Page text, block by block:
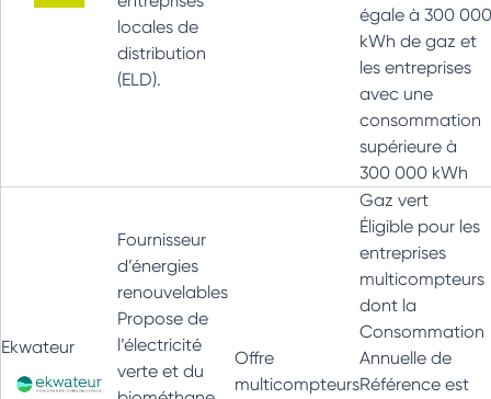
locales de
distribution
(ELD).
égale à 300 000
kWh de gaz et
les entreprises
avec une
consommation
supérieure à
300 000 kWh
Ekwateur
Fournisseur
d’énergies
renouvelables
Propose de
l’électricité
verte et du
Offre
multicompteurs
Gaz vert
Éligible pour les
entreprises
multicompteurs
dont la
Consommation
Annuelle de
Référence est